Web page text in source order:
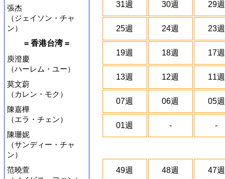
張杰
（ジェイソン・チャ
ン）
= 香港台湾 =
庾澄慶
（ハーレム・ユー）
莫文蔚
（カレン・モク）
陳嘉樺
（エラ・チェン）
陳珊妮
（サンディー・チャ
ン）
范曉萱
31週 30週 29週
25週 24週 23週
19週 18週 17週
13週 12週 11週
07週 06週 05週
01週 - -
49週 48週 47週